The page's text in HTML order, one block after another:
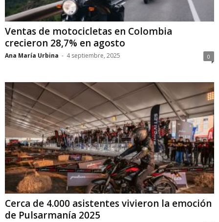
Ventas de motocicletas en Colombia
crecieron 28,7% en agosto
Ana María Urbina - 4 septiembre, 2025 0
Cerca de 4.000 asistentes vivieron la emoción
de Pulsarmanía 2025